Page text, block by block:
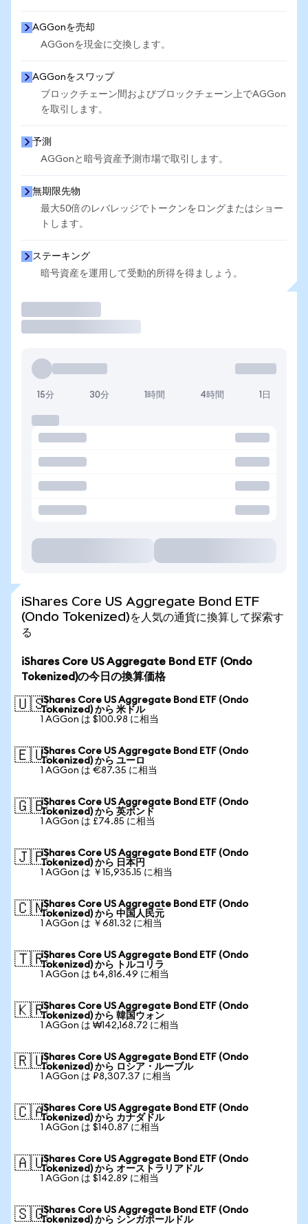
AGGonを売却
AGGonを現金に交換します。
AGGonをスワップ
ブロックチェーン間およびブロックチェーン上でAGGon
を取引します。
予測
AGGonと暗号資産予測市場で取引します。
無期限先物
最大50倍のレバレッジでトークンをロングまたはショー
トします。
ステーキング
暗号資産を運用して受動的所得を得ましょう。
15分 30分 1時間 4時間 1日
iShares Core US Aggregate Bond ETF
(Ondo Tokenized)を人気の通貨に換算して探索す
る
iShares Core US Aggregate Bond ETF (Ondo
Tokenized)の今日の換算価格
🇺🇸iShares Core US Aggregate Bond ETF (Ondo
Tokenized) から 米ドル
1 AGGon は $100.98 に相当
🇪🇺iShares Core US Aggregate Bond ETF (Ondo
Tokenized) から ユーロ
1 AGGon は €87.35 に相当
🇬🇧iShares Core US Aggregate Bond ETF (Ondo
Tokenized) から 英ポンド
1 AGGon は £74.85 に相当
🇯🇵iShares Core US Aggregate Bond ETF (Ondo
Tokenized) から 日本円
1 AGGon は ￥15,935.15 に相当
🇨🇳iShares Core US Aggregate Bond ETF (Ondo
Tokenized) から 中国人民元
1 AGGon は ￥681.32 に相当
🇹🇷iShares Core US Aggregate Bond ETF (Ondo
Tokenized) から トルコリラ
1 AGGon は ₺4,816.49 に相当
🇰🇷iShares Core US Aggregate Bond ETF (Ondo
Tokenized) から 韓国ウォン
1 AGGon は ₩142,168.72 に相当
🇷🇺iShares Core US Aggregate Bond ETF (Ondo
Tokenized) から ロシア・ルーブル
1 AGGon は ₽8,307.37 に相当
🇨🇦iShares Core US Aggregate Bond ETF (Ondo
Tokenized) から カナダドル
1 AGGon は $140.87 に相当
🇦🇺iShares Core US Aggregate Bond ETF (Ondo
Tokenized) から オーストラリアドル
1 AGGon は $142.89 に相当
🇸🇬iShares Core US Aggregate Bond ETF (Ondo
Tokenized) から シンガポールドル